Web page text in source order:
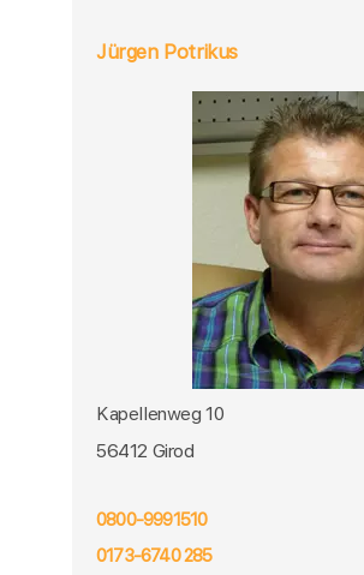
Jürgen Potrikus
Kapellenweg 10
56412 Girod
0800-9991510
0173-6740 285